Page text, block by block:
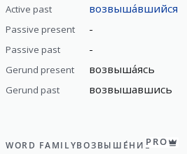
Active past возвыша́вшийся
Passive present -
Passive past -
Gerund present возвыша́ясь
Gerund past возвышавшись
WORD FAMILYВОЗВЫШЕ́НИЕPRO